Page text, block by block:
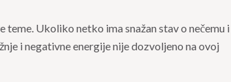
teme. Ukoliko netko ima snažan stav o nečemu i
i negativne energije nije dozvoljeno na ovoj